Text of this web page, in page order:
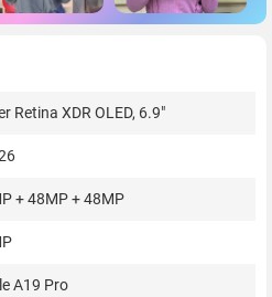
Retina XDR OLED, 6.9"
+ 48MP + 48MP
A19 Pro